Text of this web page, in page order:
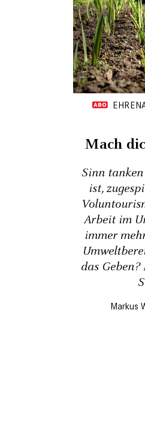
Mach
Sinn
ist,
Arbeit im
immer
das
Markus